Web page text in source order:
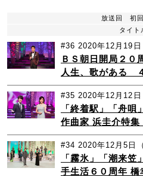
放送回
初
タイト
#36 2020年12月19日
ＢＳ朝日開局２０
人生、歌がある
#35 2020年12月12日
「終着駅」「舟
作曲家 浜圭介特集
#34 2020年12月5日
「霧氷」「潮来
手生活６０周年 橋